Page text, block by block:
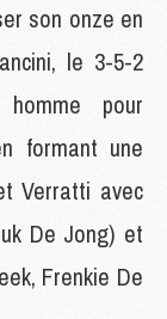
son onze en
le 3-5-2
pour
formant une
Verratti avec
De Jong) et
Frenkie De